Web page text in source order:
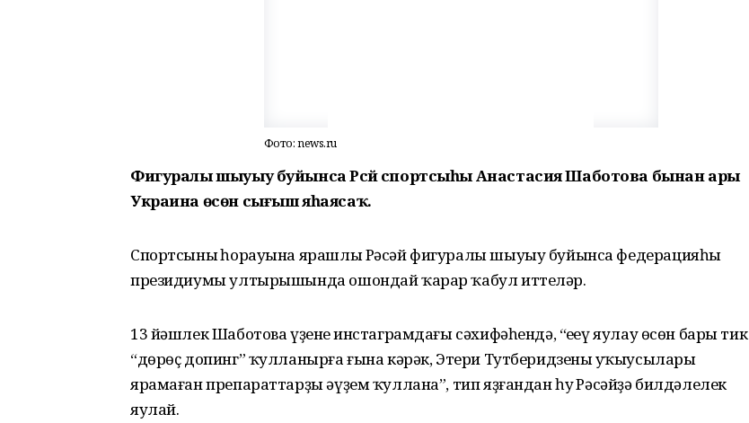
Фото: news.ru
Фигуралы шыуыу буйынса Рәсәй спортсыһы Анастасия Шаботова бынан ары
Украина өсөн сығыш яһаясаҡ.
Спортсының һорауына ярашлы Рәсәй фигуралы шыуыу буйынса федерацияһы
президиумы ултырышында ошондай ҡарар ҡабул иттеләр.
13 йәшлек Шаботова үҙенең инстаграмдағы сәхифәһендә, “еңеү яулау өсөн бары тик
“дөрөҫ допинг” ҡулланырға ғына кәрәк, Этери Тутберидзеның уҡыусылары
ярамаған препараттарҙы әүҙем ҡуллана”, тип яҙғандан һуң Рәсәйҙә билдәлелек
яулай.